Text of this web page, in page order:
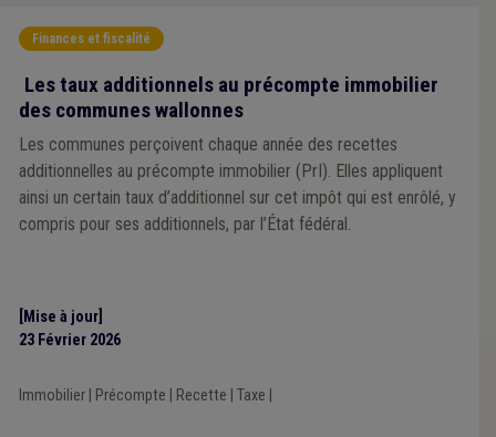
Finances et fiscalité
Les taux additionnels au précompte immobilier
des communes wallonnes
Les communes perçoivent chaque année des recettes
additionnelles au précompte immobilier (PrI). Elles appliquent
ainsi un certain taux d’additionnel sur cet impôt qui est enrôlé, y
compris pour ses additionnels, par l’État fédéral.
[Mise à jour]
23 Février 2026
Immobilier| Précompte Recette Taxe